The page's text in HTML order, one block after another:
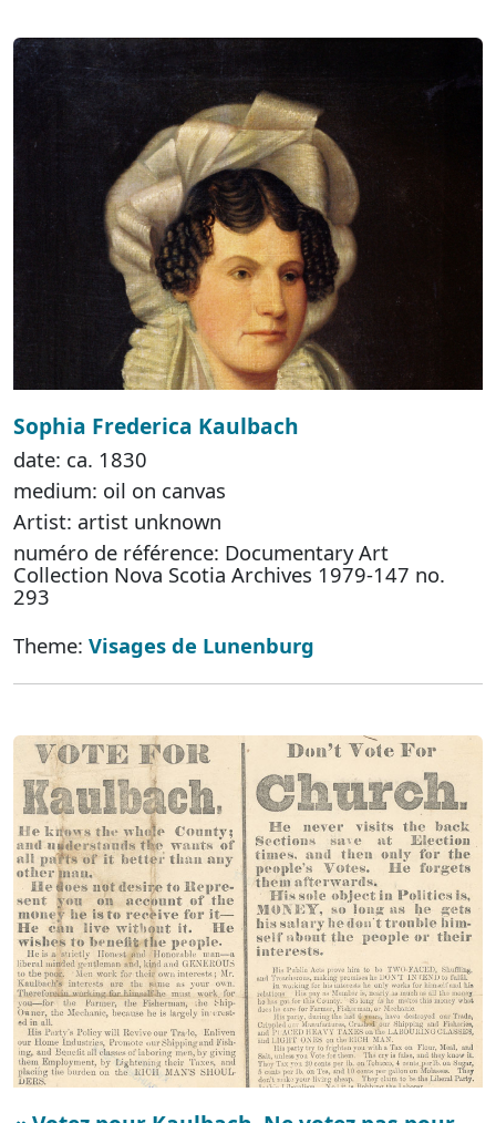
Sophia Frederica Kaulbach
date: ca. 1830
medium: oil on canvas
Artist: artist unknown
numéro de référence: Documentary Art
Collection Nova Scotia Archives 1979-147 no.
293
Theme: Visages de Lunenburg